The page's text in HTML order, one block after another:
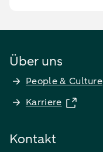
Über uns
People & Culture
Karriere
Kontakt